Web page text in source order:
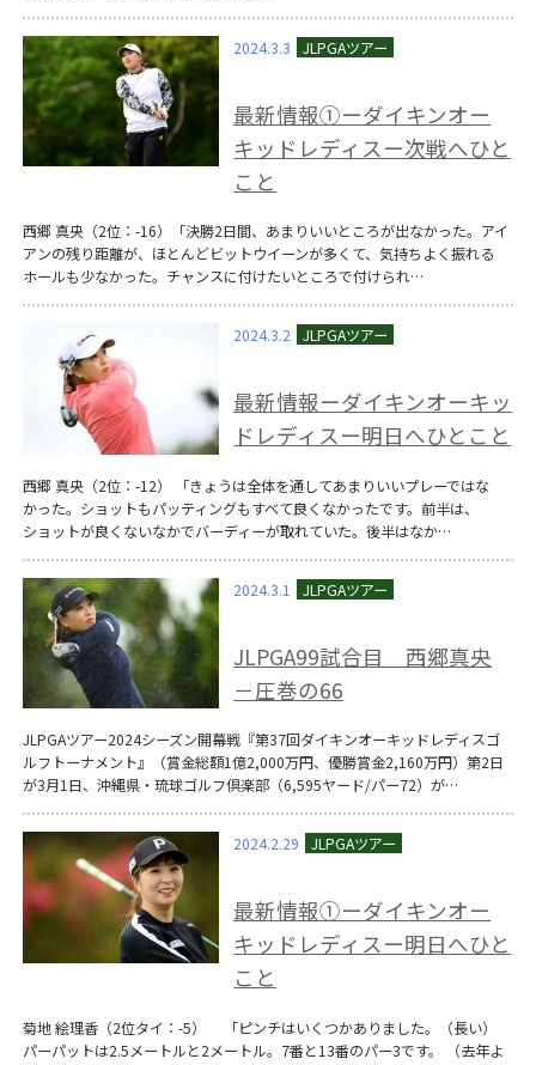
2024.3.3
最新情報①ーダイキンオー
キッドレディスー次戦へひと
こと
西郷 真央（2位：-16）「決勝2日間、あまりいいところが出なかった。アイ
アンの残り距離が、ほとんどビットウイーンが多くて、気持ちよく振れる
ホールも少なかった。チャンスに付けたいところで付けられ…
2024.3.2
最新情報ーダイキンオーキッ
ドレディスー明日へひとこと
西郷 真央（2位：-12） 「きょうは全体を通してあまりいいプレーではな
かった。ショットもパッティングもすべて良くなかったです。前半は、
ショットが良くないなかでバーディーが取れていた。後半はなか…
2024.3.1
JLPGA99試合目 西郷真央
－圧巻の66
JLPGAツアー2024シーズン開幕戦『第37回ダイキンオーキッドレディスゴ
ルフトーナメント』（賞金総額1億2,000万円、優勝賞金2,160万円）第2日
が3月1日、沖縄県・琉球ゴルフ倶楽部（6,595ヤード/パー72）が…
2024.2.29
最新情報①ーダイキンオー
キッドレディスー明日へひと
こと
菊地 絵理香（2位タイ：-5） 「ピンチはいくつかありました。（長い）
パーパットは2.5メートルと2メートル。7番と13番のパー3です。 （去年よ